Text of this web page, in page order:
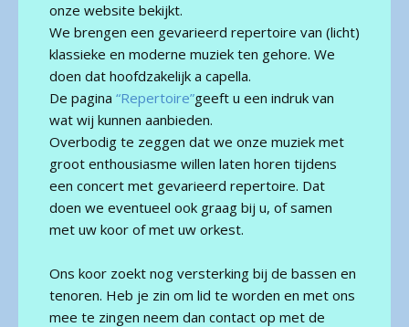
onze website bekijkt.
We brengen een gevarieerd repertoire van (licht)
klassieke en moderne muziek ten gehore. We
doen dat hoofdzakelijk a capella.
De pagina “Repertoire”geeft u een indruk van
wat wij kunnen aanbieden.
Overbodig te zeggen dat we onze muziek met
groot enthousiasme willen laten horen tijdens
een concert met gevarieerd repertoire. Dat
doen we eventueel ook graag bij u, of samen
met uw koor of met uw orkest.
Ons koor zoekt nog versterking bij de bassen en
tenoren. Heb je zin om lid te worden en met ons
mee te zingen neem dan contact op met de